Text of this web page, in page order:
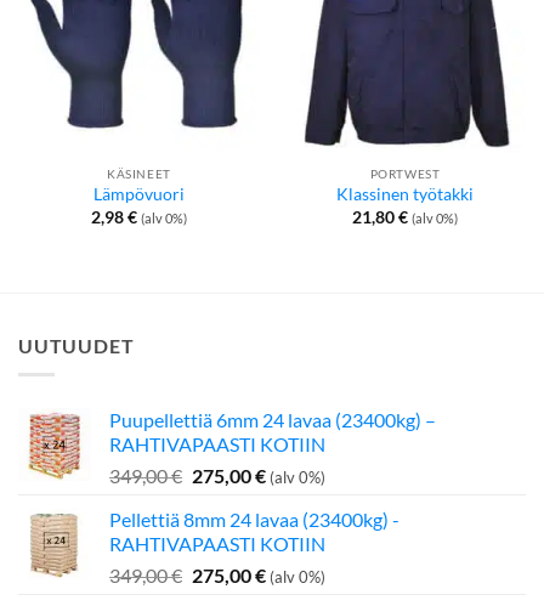
KÄSINEET
Lämpövuori
2,98€ (alv 0%)
PORTWEST
Klassinen työtakki
21,80€ (alv 0%)
UUTUUDET
Puupellettiä 6mm 24 lavaa (23400kg) –
RAHTIVAPAASTI KOTIIN
349,00€ Alkuperäinen
oli:
349,00 €.
275,00€Nykyinen
on:
275,00 €.
(alv 0%)
Pellettiä 8mm 24 lavaa (23400kg) -
RAHTIVAPAASTI KOTIIN
349,00€ Alkuperäinen
275,00€Nykyinen
(alv 0%)